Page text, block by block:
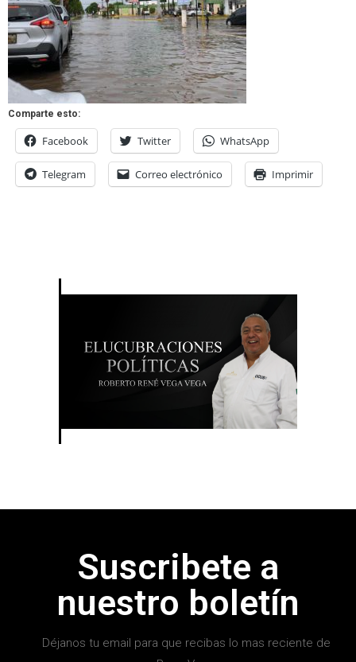
Comparte esto:
Facebook Twitter WhatsApp
Telegram Correo electrónico Imprimir
Suscribete a
nuestro boletín
Déjanos tu email para que recibas lo mas reciente de